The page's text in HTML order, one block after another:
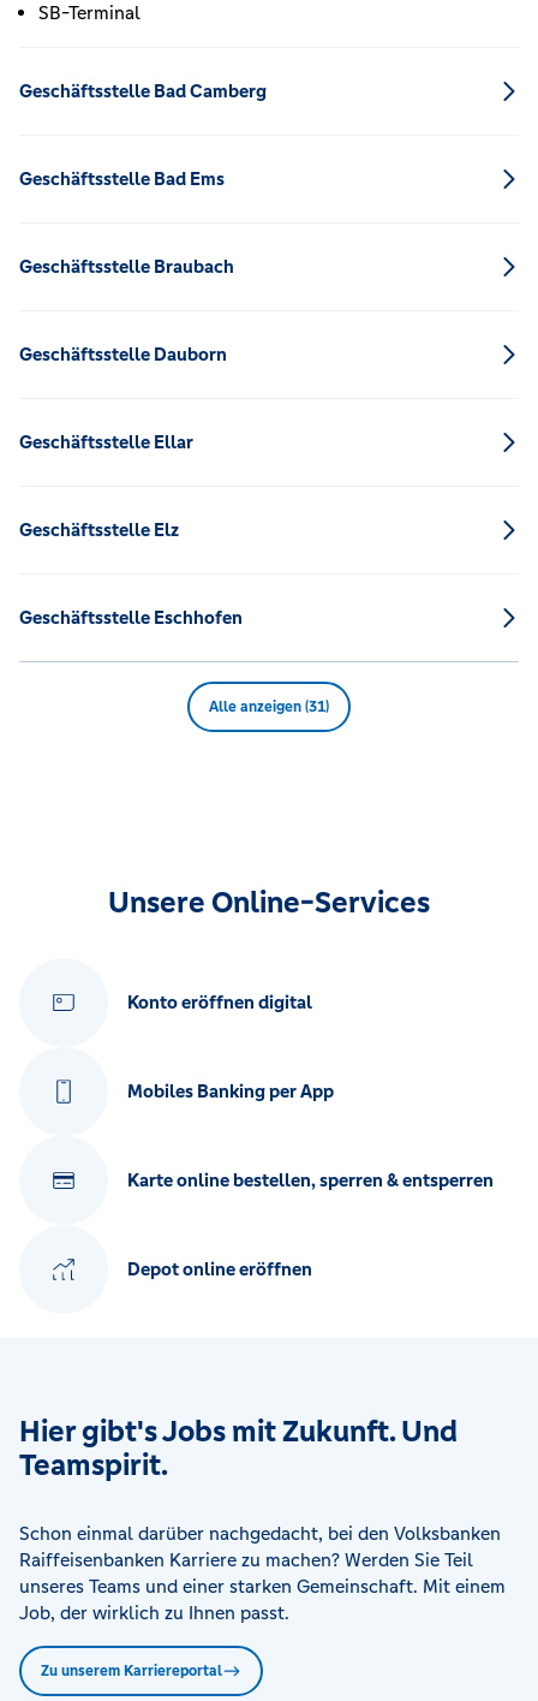
SB-Terminal
Geschäftsstelle Bad Camberg
Geschäftsstelle Bad Ems
Geschäftsstelle Braubach
Geschäftsstelle Dauborn
Geschäftsstelle Ellar
Geschäftsstelle Elz
Geschäftsstelle Eschhofen
Alle anzeigen (31)
Unsere Online-Services
Konto eröffnen digital
Mobiles Banking per App
Karte online bestellen, sperren & entsperren
Depot online eröffnen
Hier gibt's Jobs mit Zukunft. Und
Teamspirit.
Schon einmal darüber nachgedacht, bei den Volksbanken
Raiffeisenbanken Karriere zu machen? Werden Sie Teil
unseres Teams und einer starken Gemeinschaft. Mit einem
Job, der wirklich zu Ihnen passt.
Zu unserem Karriereportal